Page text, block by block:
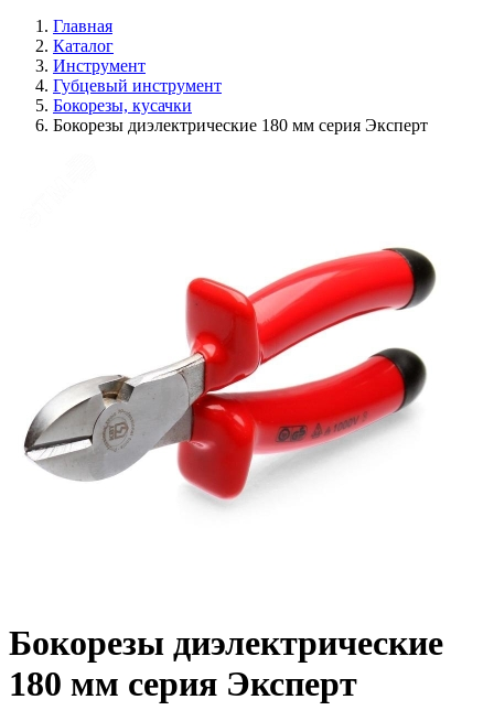
Главная
Каталог
Инструмент
Губцевый инструмент
Бокорезы, кусачки
Бокорезы диэлектрические 180 мм серия Эксперт
Бокорезы диэлектрические
180 мм серия Эксперт